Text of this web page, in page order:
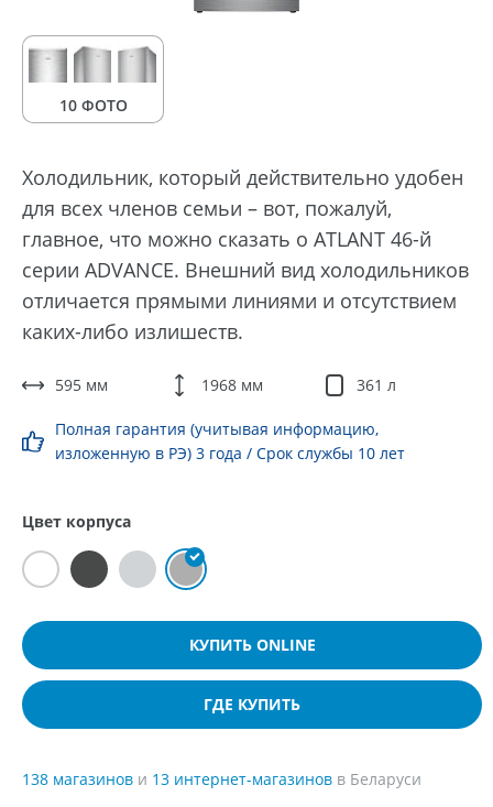
10 ФОТО
Холодильник, который действительно удобен
для всех членов семьи – вот, пожалуй,
главное, что можно сказать о ATLANT 46-й
серии ADVANCE. Внешний вид холодильников
отличается прямыми линиями и отсутствием
каких-либо излишеств.
595 мм 1968 мм 361 л
Полная гарантия (учитывая информацию,
изложенную в РЭ) 3 года / Срок службы 10 лет
Цвет корпуса
КУПИТЬ ONLINE
ГДЕ КУПИТЬ
138 магазинов и 13 интернет-магазинов в Беларуси